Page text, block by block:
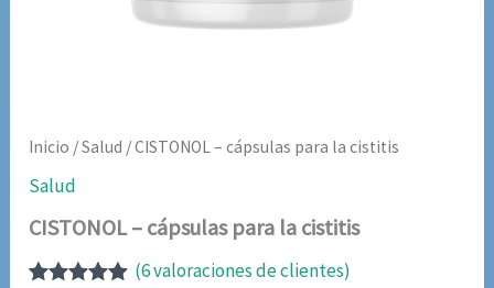
Inicio /Salud / CISTONOL – cápsulas para la cistitis
Salud
CISTONOL – cápsulas para la cistitis
(6valoraciones de clientes)